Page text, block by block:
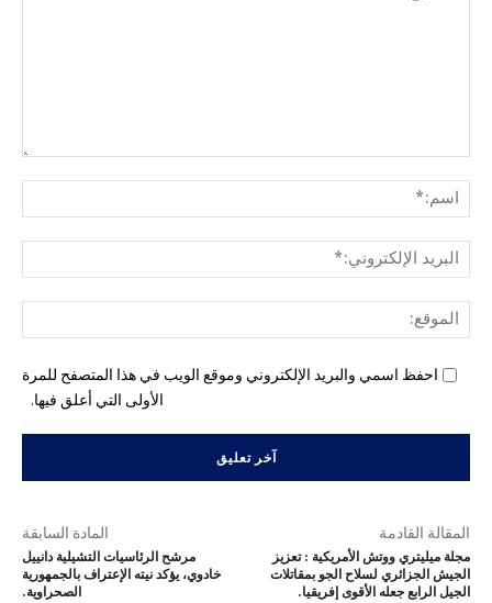
احفظ اسمي والبريد الإلكتروني وموقع الويب في هذا المتصفح للمرة
الأولى التي أعلق فيها.
المادة السابقة
مرشح الرئاسيات التشيلية دانييل
خادوي، يؤكد نيته الإعتراف بالجمهورية
الصحراوية.
المقالة القادمة
مجلة ميليتري ووتش الأمريكية : تعزيز
الجيش الجزائري لسلاح الجو بمقاتلات
الجيل الرابع جعله الأقوى إفريقيا.